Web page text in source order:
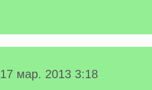
17 мар. 2013 3:18